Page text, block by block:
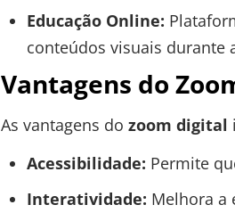
Educação Online:
conteúdos visuais durante
Vantagens do
As vantagens do zoom digital
Acessibilidade: Permite
Interatividade: Melhora a